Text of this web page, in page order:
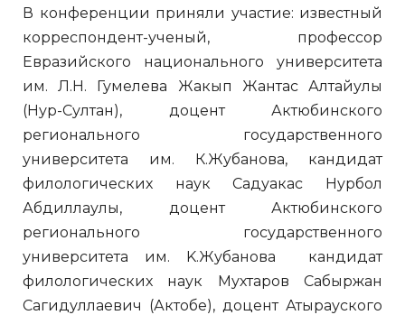
В конференции приняли участие: известный
корреспондент-ученый, профессор
Евразийского национального университета
им. Л.Н. Гумелева Жакып Жантас Алтайулы
(Нур-Султан), доцент Актюбинского
регионального государственного
университета им. К.Жубанова, кандидат
филологических наук Садуакас Нурбол
Абдиллаулы, доцент Актюбинского
регионального государственного
университета им. K.Жубанова кандидат
филологических наук Мухтаров Сабыржан
Сагидуллаевич (Актобе), доцент Атырауского